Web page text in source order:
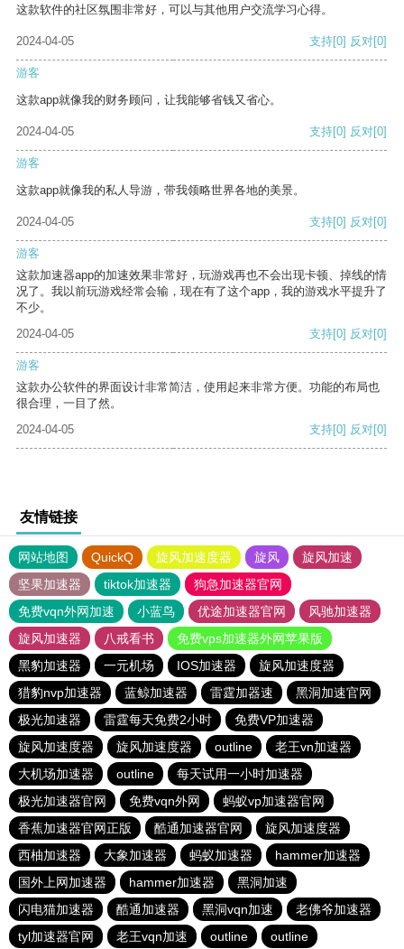
这款软件的社区氛围非常好，可以与其他用户交流学习心得。
2024-04-05 支持[0] 反对[0]
游客
这款app就像我的财务顾问，让我能够省钱又省心。
2024-04-05 支持[0] 反对[0]
游客
这款app就像我的私人导游，带我领略世界各地的美景。
2024-04-05 支持[0] 反对[0]
游客
这款加速器app的加速效果非常好，玩游戏再也不会出现卡顿、掉线的情
况了。我以前玩游戏经常会输，现在有了这个app，我的游戏水平提升了
不少。
2024-04-05
支持[0] 反对[0]
游客
这款办公软件的界面设计非常简洁，使用起来非常方便。功能的布局也
很合理，一目了然。
2024-04-05
支持[0] 反对[0]
友情链接
网站地图 QuickQ 旋风加速度器 旋风
旋风加速
坚果加速器
tiktok加速器
狗急加速器官网
免费vqn外网加速
小蓝鸟 优途加速器官网
风驰加速器
旋风加速器
八戒看书
免费vps加速器外网苹果版
黑豹加速器
一元机场 IOS加速器
旋风加速度器
猎豹nvp加速器
蓝鲸加速器 雷霆加器速
黑洞加速官网
极光加速器
雷霆每天免费2小时
免费VP加速器
旋风加速度器
旋风加速度器 outline
老王vn加速器
大机场加速器
outline
每天试用一小时加速器
极光加速器官网
免费vqn外网
蚂蚁vp加速器官网
香蕉加速器官网正版
酷通加速器官网
旋风加速度器
西柚加速器
大象加速器 蚂蚁加速器
hammer加速器
国外上网加速器
hammer加速器
黑洞加速
闪电猫加速器
酷通加速器 黑洞vqn加速
老佛爷加速器
tyl加速器官网
老王vqn加速 outline outline